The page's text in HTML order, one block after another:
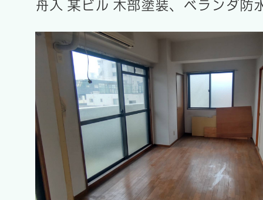
舟入 某ビル 木部塗装、ベランダ防